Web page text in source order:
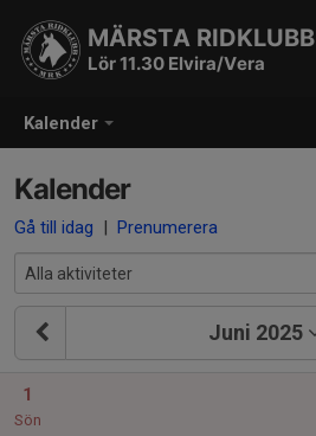
Kalender
MÄRSTA RIDKLUBB
Lör 11.30 Elvira/Vera
Kalender
Gå till idag | Prenumerera
Juni 2025
1
Sön